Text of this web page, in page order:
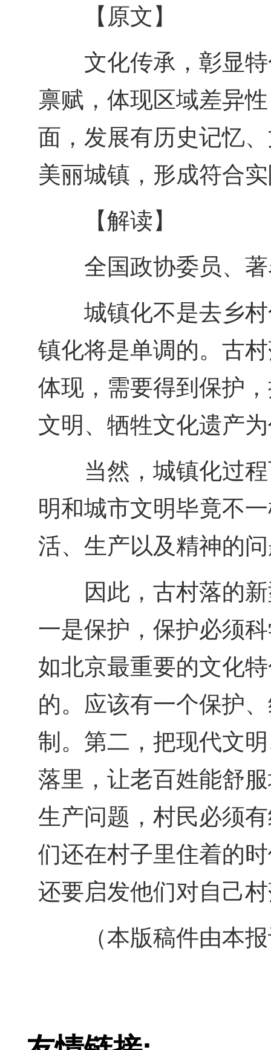
【原文】
文化传承，彰显
禀赋，体现区域差异
面，发展有历史记忆
美丽城镇，形成符合
【解读】
全国政协委员、
城镇化不是去乡
镇化将是单调的。古
体现，需要得到保护
文明、牺牲文化遗产
当然，城镇化过
明和城市文明毕竟不
活、生产以及精神的
因此，古村落的
一是保护，保护必须
如北京最重要的文化
的。应该有一个保护
制。第二，把现代文
落里，让老百姓能舒
生产问题，村民必须
们还在村子里住着的
还要启发他们对自己
（本版稿件由本